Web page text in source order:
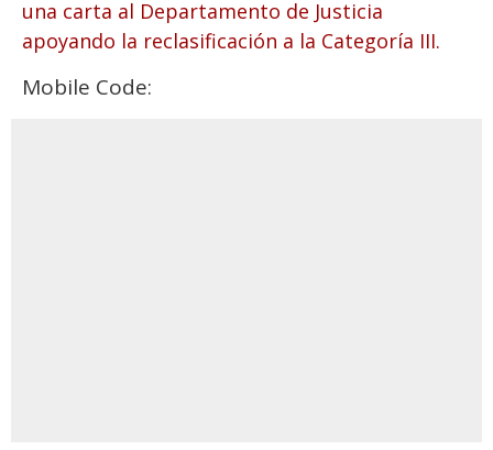
una carta al Departamento de Justicia
apoyando la reclasificación a la Categoría III.
Mobile Code: